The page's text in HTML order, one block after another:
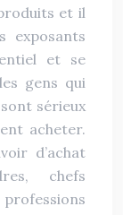
et il
exposants
et se
gens qui
sérieux
acheter.
d’achat
chefs